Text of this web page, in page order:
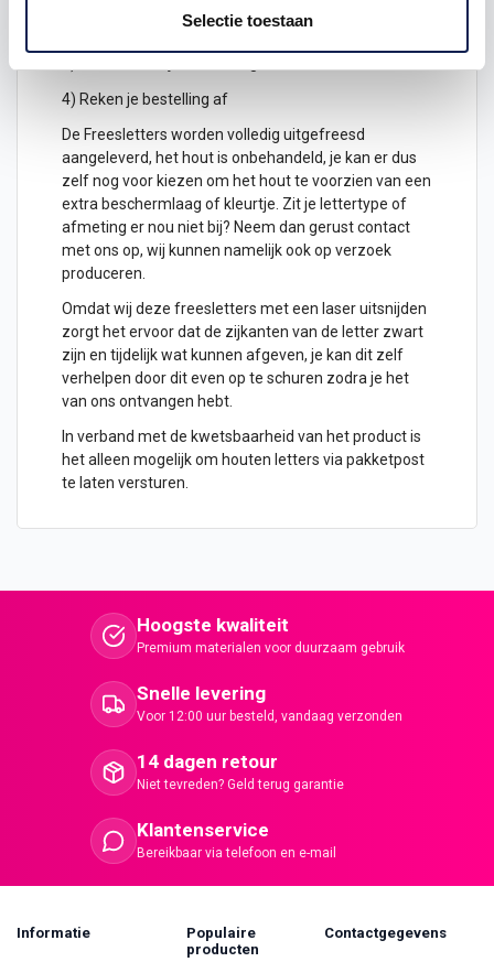
Selectie toestaan
aantal letters aan
4) Reken je bestelling af
De Freesletters worden volledig uitgefreesd
aangeleverd, het hout is onbehandeld, je kan er dus
zelf nog voor kiezen om het hout te voorzien van een
extra beschermlaag of kleurtje. Zit je lettertype of
afmeting er nou niet bij? Neem dan gerust contact
met ons op, wij kunnen namelijk ook op verzoek
produceren.
Omdat wij deze freesletters met een laser uitsnijden
zorgt het ervoor dat de zijkanten van de letter zwart
zijn en tijdelijk wat kunnen afgeven, je kan dit zelf
verhelpen door dit even op te schuren zodra je het
van ons ontvangen hebt.
In verband met de kwetsbaarheid van het product is
het alleen mogelijk om houten letters via pakketpost
te laten versturen.
Hoogste kwaliteit
Premium materialen voor duurzaam gebruik
Snelle levering
Voor 12:00 uur besteld, vandaag verzonden
14 dagen retour
Niet tevreden? Geld terug garantie
Klantenservice
Bereikbaar via telefoon en e-mail
Informatie
Populaire
producten
Contactgegevens